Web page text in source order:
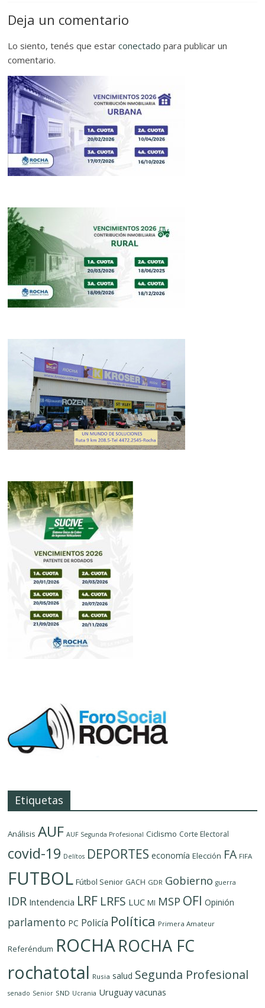
Deja un comentario
Lo siento, tenés que estarconectado para publicar un
comentario.
Etiquetas
Análisis AUF AUF Segunda Profesional Ciclismo Corte Electoral
covid-19 Delítos DEPORTES economía Elección FA FIFA
FUTBOL Fútbol Senior GACH GDR Gobierno guerra
IDR Intendencia LRF LRFS LUC MI MSP OFI Opinión
parlamento PC Policía Política Primera Amateur
Referéndum ROCHAROCHA FC
rochatotal Rusia salud Segunda Profesional
senado Senior SND Ucrania Uruguay vacunas